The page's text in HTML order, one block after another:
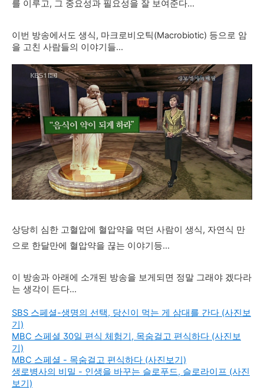
를 이루고, 그 중요성과 필요성을 잘 보여준다...
이번 방송에서도 생식, 마크로비오틱(Macrobiotic) 등으로 암
을 고친 사람들의 이야기들...
상당히 심한 고혈압에 혈압약을 먹던 사람이 생식, 자연식 만
으로 한달만에 혈압약을 끊는 이야기등...
이 방송과 아래에 소개된 방송을 보게되면 정말 그래야 겠다라
는 생각이 든다...
SBS 스페셜-생명의 선택, 당신이 먹는 게 삼대를 간다 (사진보
기)
MBC 스페셜 30일 편식 체험기, 목숨걸고 편식하다 (사진보
기)
MBC 스페셜 - 목숨걸고 편식하다 (사진보기)
생로병사의 비밀 - 인생을 바꾸는 슬로푸드, 슬로라이프 (사진
보기)